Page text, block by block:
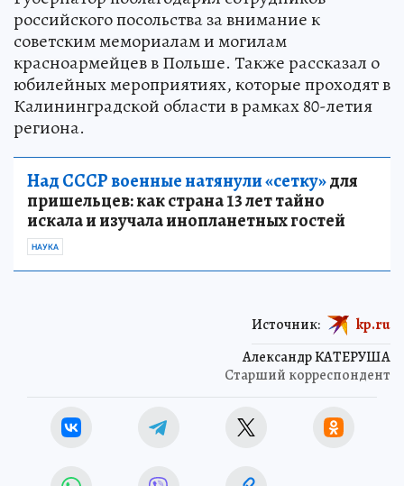
российского посольства за внимание к
советским мемориалам и могилам
красноармейцев в Польше. Также рассказал о
юбилейных мероприятиях, которые проходят в
Калининградской области в рамках 80-летия
региона.
Над СССР военные натянули «сетку»для
пришельцев: как страна 13 лет тайно
искала и изучала инопланетных гостей
НАУКА
Александр КАТЕРУША
Старший корреспондент
Источник: kp.ru